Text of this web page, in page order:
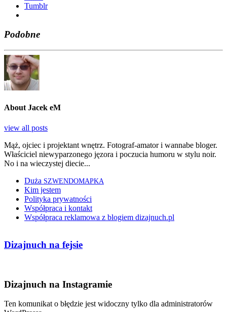
Tum­blr
Podobne
About Jacek eM
view all posts
Mąż, ojciec i projektant wnętrz. Fotograf-amator i wannabe bloger.
Właściciel niewyparzonego jęzora i poczucia humoru w stylu noir.
No i na wieczystej diecie...
Duża SZWENDOMAPKA
Kim jestem
Polityka prywatności
Współpraca i kontakt
Współpraca reklamowa z blogiem dizajnuch.pl
Dizajnuch na fejsie
Dizajnuch na Instagramie
Ten komunikat o błędzie jest widoczny tylko dla administratorów